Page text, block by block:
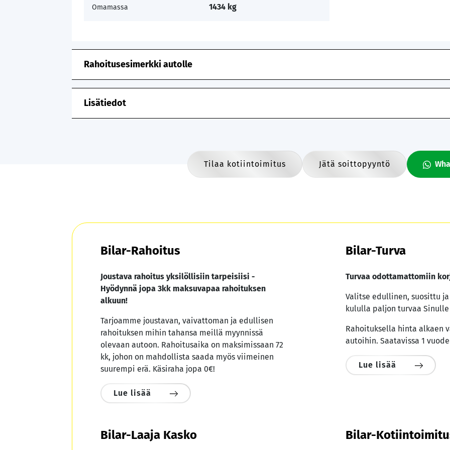
Omamassa 1434 kg
Rahoitusesimerkki autolle
Lisätiedot
Tilaa kotiintoimitus Jätä soittopyyntö
Bilar-Rahoitus
Joustava rahoitus yksilöllisiin tarpeisiisi -
Hyödynnä jopa 3kk maksuvapaa rahoituksen
alkuun!
Tarjoamme joustavan, vaivattoman ja edullisen
rahoituksen mihin tahansa meillä myynnissä
olevaan autoon. Rahoitusaika on maksimissaan 72
kk, johon on mahdollista saada myös viimeinen
suurempi erä. Käsiraha jopa 0€!
Lue lisää
Bilar-Turva
Turvaa odottamattomiin
Valitse edullinen, suosittu
kululla paljon turvaa
Rahoituksella hinta alkaen
autoihin. Saatavissa 1
Lue lisää
Bilar-Laaja Kasko Bilar-